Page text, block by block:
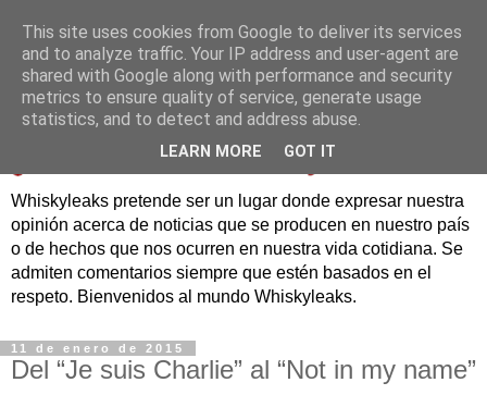
Whiskyleaks pretende ser un lugar donde expresar nuestra
opinión acerca de noticias que se producen en nuestro país
o de hechos que nos ocurren en nuestra vida cotidiana. Se
admiten comentarios siempre que estén basados en el
respeto. Bienvenidos al mundo Whiskyleaks.
11 de enero de 2015
Del “Je suis Charlie” al “Not in my name”
This site uses cookies from Google to deliver its services
and to analyze traffic. Your IP address and user-agent are
shared with Google along with performance and security
metrics to ensure quality of service, generate usage
statistics, and to detect and address abuse.
LEARN MORE GOT IT